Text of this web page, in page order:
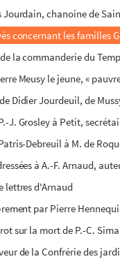
Jourdain, chanoine de
concernant les familles
la commanderie du
Meusy le jeune, «
Didier Jourdeuil, de
J. Grosley à Petit,
Debreuil à M. de
à A.-F. Arnaud,
lettres d'Arnaud
par Pierre
sur la mort de P.-C.
de la Confrérie des